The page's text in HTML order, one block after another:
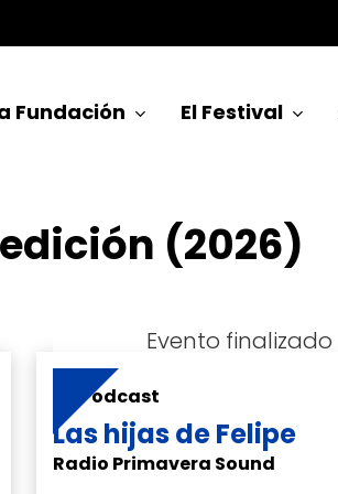
Fundación El Festival
(2026)
Podcast
Las hijas de Felipe
Radio Primavera Sound